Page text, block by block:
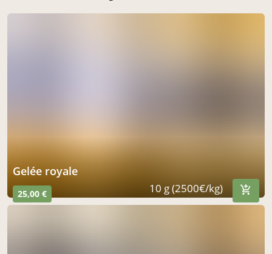
gelée royale
25,00 € 10 g (2500€/kg)